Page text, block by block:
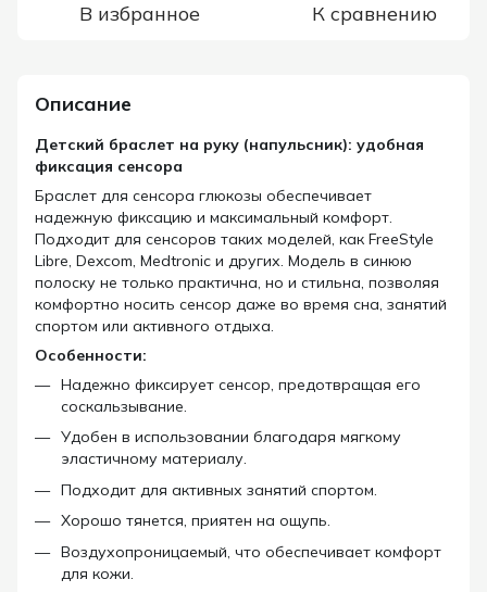
В избранное К сравнению
Описание
Детский браслет на руку (напульсник): удобная
фиксация сенсора
Браслет для сенсора глюкозы обеспечивает
надежную фиксацию и максимальный комфорт.
Подходит для сенсоров таких моделей, как FreeStyle
Libre, Dexcom, Medtronic и других. Модель в синюю
полоску не только практична, но и стильна, позволяя
комфортно носить сенсор даже во время сна, занятий
спортом или активного отдыха.
Особенности:
Надежно фиксирует сенсор, предотвращая его
соскальзывание.
Удобен в использовании благодаря мягкому
эластичному материалу.
Подходит для активных занятий спортом.
Хорошо тянется, приятен на ощупь.
Воздухопроницаемый, что обеспечивает комфорт
для кожи.